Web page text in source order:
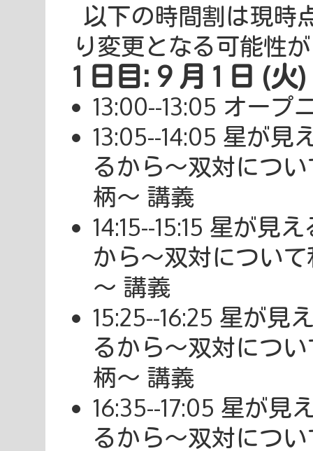
以下の時間割は現時
り変更となる可能性
1 日目: 9 月 1 日 (火)
13:00--13:05 オープ
13:05--14:05 星が見
るから～双対につ
柄～ 講義
14:15--15:15 星が見
から～双対につい
～ 講義
15:25--16:25 星が見
るから～双対につ
柄～ 講義
16:35--17:05 星が見
るから～双対につ